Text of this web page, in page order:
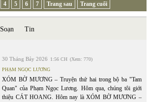
4 5 6 7 Trang sau Trang cuối
Tin
30 Tháng Bảy 2026 1:56 CH (Xem: 770)
PHẠM NGỌC LƯƠNG
XÓM BỜ MƯƠNG – Truyện thứ hai trong bộ ba "Tam
Quan" của Phạm Ngọc Lương. Hôm qua, chúng tôi giới
thiệu CÁT HOANG. Hôm nay là XÓM BỜ MƯƠNG –